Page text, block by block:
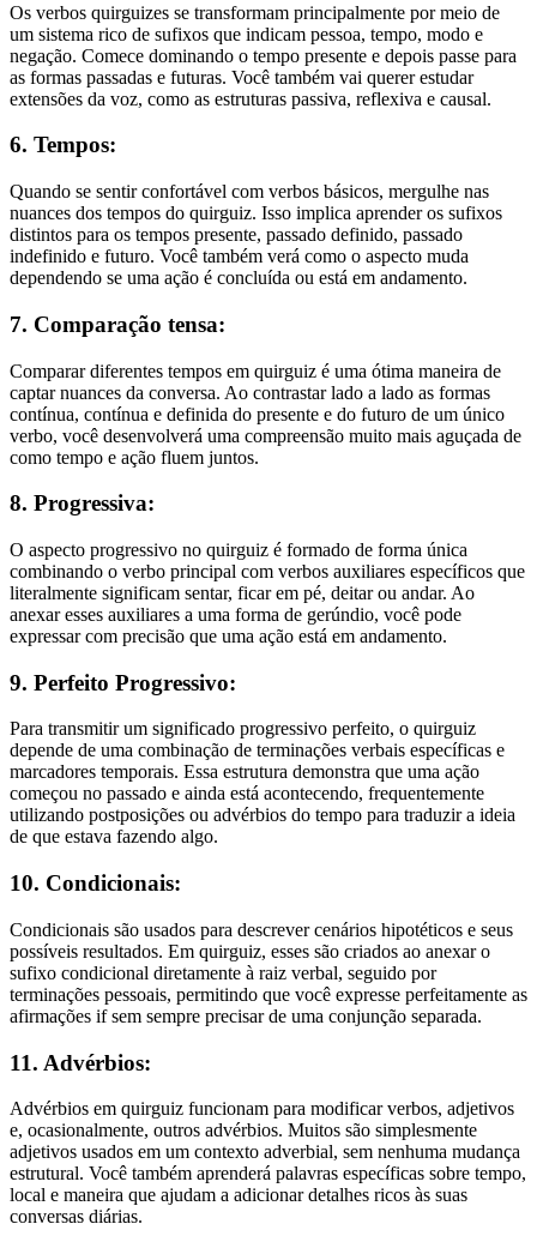
Os verbos quirguizes se transformam principalmente por meio de
um sistema rico de sufixos que indicam pessoa, tempo, modo e
negação. Comece dominando o tempo presente e depois passe para
as formas passadas e futuras. Você também vai querer estudar
extensões da voz, como as estruturas passiva, reflexiva e causal.
6. Tempos:
Quando se sentir confortável com verbos básicos, mergulhe nas
nuances dos tempos do quirguiz. Isso implica aprender os sufixos
distintos para os tempos presente, passado definido, passado
indefinido e futuro. Você também verá como o aspecto muda
dependendo se uma ação é concluída ou está em andamento.
7. Comparação tensa:
Comparar diferentes tempos em quirguiz é uma ótima maneira de
captar nuances da conversa. Ao contrastar lado a lado as formas
contínua, contínua e definida do presente e do futuro de um único
verbo, você desenvolverá uma compreensão muito mais aguçada de
como tempo e ação fluem juntos.
8. Progressiva:
O aspecto progressivo no quirguiz é formado de forma única
combinando o verbo principal com verbos auxiliares específicos que
literalmente significam sentar, ficar em pé, deitar ou andar. Ao
anexar esses auxiliares a uma forma de gerúndio, você pode
expressar com precisão que uma ação está em andamento.
9. Perfeito Progressivo:
Para transmitir um significado progressivo perfeito, o quirguiz
depende de uma combinação de terminações verbais específicas e
marcadores temporais. Essa estrutura demonstra que uma ação
começou no passado e ainda está acontecendo, frequentemente
utilizando postposições ou advérbios do tempo para traduzir a ideia
de que estava fazendo algo.
10. Condicionais:
Condicionais são usados para descrever cenários hipotéticos e seus
possíveis resultados. Em quirguiz, esses são criados ao anexar o
sufixo condicional diretamente à raiz verbal, seguido por
terminações pessoais, permitindo que você expresse perfeitamente as
afirmações if sem sempre precisar de uma conjunção separada.
11. Advérbios:
Advérbios em quirguiz funcionam para modificar verbos, adjetivos
e, ocasionalmente, outros advérbios. Muitos são simplesmente
adjetivos usados em um contexto adverbial, sem nenhuma mudança
estrutural. Você também aprenderá palavras específicas sobre tempo,
local e maneira que ajudam a adicionar detalhes ricos às suas
conversas diárias.